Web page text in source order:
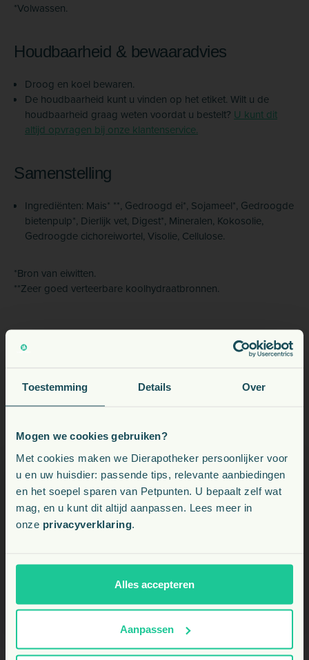
Toestemming Details Over
Mogen we cookies gebruiken?
Met cookies maken we Dierapotheker persoonlijker voor
u en uw huisdier: passende tips, relevante aanbiedingen
en het soepel sparen van Petpunten. U bepaalt zelf wat
mag, en u kunt dit altijd aanpassen. Lees meer in
onze privacyverklaring
Alles accepteren
Aanpassen
*Volwassen.
Houdbaarheid & bewaaradvies
Droog en koel bewaren.
De houdbaarheid kunt u vinden op het etiket. Wilt u de
houdbaarheid graag weten voordat u bestelt? U kunt dit
altijd opvragen bij onze klantenservice.
Samenstelling
Ingrediënten: Mais* **, Gedroogd ei*, Sojameel*, Gedroogde
bietenpulp*, Dierlijk vet, Digest*, Mineralen, Kokosolie,
Gedroogde cichoreiwortel, Visolie, Cellulose.
*Bron van eiwitten.
**Zeer goed verteerbare koolhydraatbronnen.
Analytische bestanddelen
: Eiwitten 19%, Vetten 18% (Omega
vezels 3,5%.
Toevoegingsmiddelen (per kg): Vitamine A 24.000 IE,
Calciumjodaat (watervrij) 2,5 mg, Mangaan(II)sulfaat-
Natriumseleniet 0,24 mg, Antioxidanten.
Metaboliseerbare energie (ME)2: 3,92 kcal/gram.
Standaard analyse in het eindproduct.
2Berekend op basis van gewijzigde Atwaterfactoren.
10892
Kies uw land:
NL